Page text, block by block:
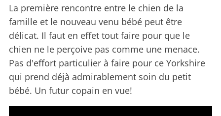
La première rencontre entre le chien de la
famille et le nouveau venu bébé peut être
délicat. Il faut en effet tout faire pour que le
chien ne le perçoive pas comme une menace.
Pas d'effort particulier à faire pour ce Yorkshire
qui prend déjà admirablement soin du petit
bébé. Un futur copain en vue!